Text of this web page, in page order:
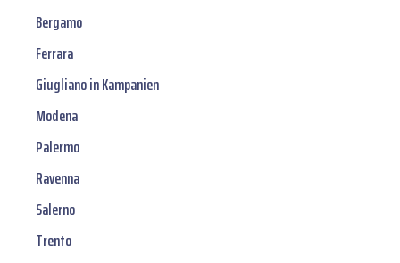
Bergamo
Ferrara
Giugliano in Kampanien
Modena
Palermo
Ravenna
Salerno
Trento